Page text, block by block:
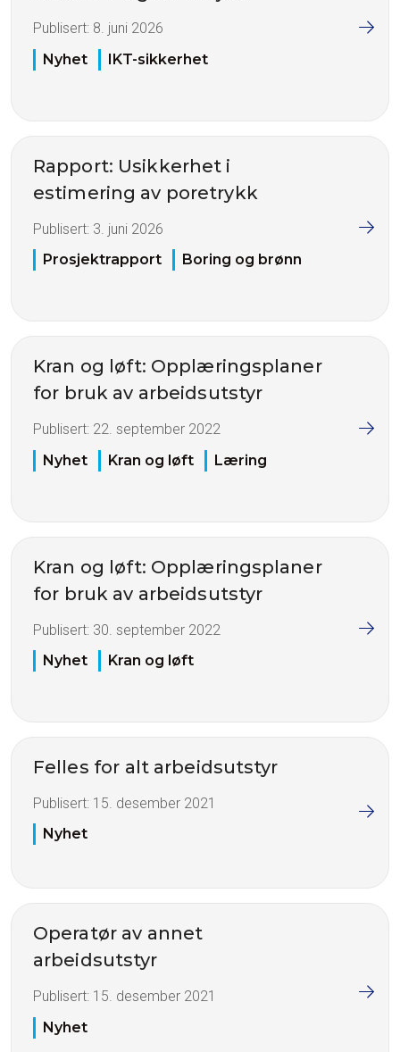
Publisert: 8. juni 2026
Nyhet
IKT-sikkerhet
Rapport: Usikkerhet i
estimering av poretrykk
Publisert: 3. juni 2026
Prosjektrapport
Boring og brønn
Kran og løft: Opplæringsplaner
for bruk av arbeidsutstyr
Publisert: 22. september 2022
Nyhet
Kran og løft Læring
Kran og løft: Opplæringsplaner
for bruk av arbeidsutstyr
Publisert: 30. september 2022
Nyhet
Kran og løft
Felles for alt arbeidsutstyr
Publisert: 15. desember 2021
Nyhet
Operatør av annet
arbeidsutstyr
Publisert: 15. desember 2021
Nyhet